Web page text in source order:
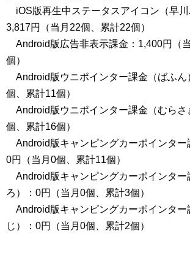
iOS版再生中ステータスアイコン（早川
3,817円（当月22個、累計22個）
Android版広告非表示課金：1,400円（
個）
Android版ウニポインター課金（ばふん
個、累計11個）
Android版ウニポインター課金（むらさ
個、累計16個）
Android版キャンピングカーポインター
0円（当月0個、累計11個）
Android版キャンピングカーポインター
ろ）：0円（当月0個、累計3個）
Android版キャンピングカーポインター
じ）：0円（当月0個、累計2個）